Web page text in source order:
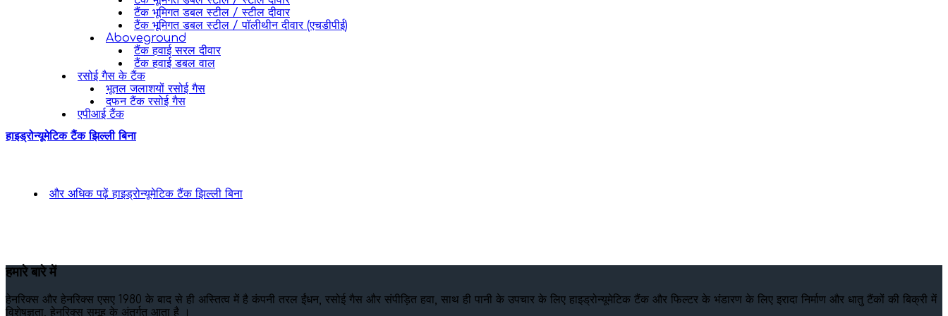
टैंक भूमिगत डबल स्टील / स्टील दीवार
टैंक भूमिगत डबल स्टील / पॉलीथीन दीवार (एचडीपीई)
Aboveground
टैंक हवाई सरल दीवार
टैंक हवाई डबल वाल
रसोई गैस के टैंक
भूतल जलाशयों रसोई गैस
दफन टैंक रसोई गैस
एपीआई टैंक
हाइड्रोन्यूमेटिक टैंक झिल्ली बिना
और अधिक पढ़ें हाइड्रोन्यूमेटिक टैंक झिल्ली बिना
हमारे बारे में
हेनरिक्स और हेनरिक्स एसए 1980 के बाद से ही अस्तित्व में है कंपनी तरल ईंधन, रसोई गैस और संपीड़ित हवा, साथ ही पानी के उपचार के लिए हाइड्रोन्यूमेटिक टैंक और फिल्टर के भंडारण के लिए इरादा निर्माण और धातु टैंकों की बिक्री में
विशेषज्ञता, हेनरिक्स समूह के अंतर्गत आता है ।